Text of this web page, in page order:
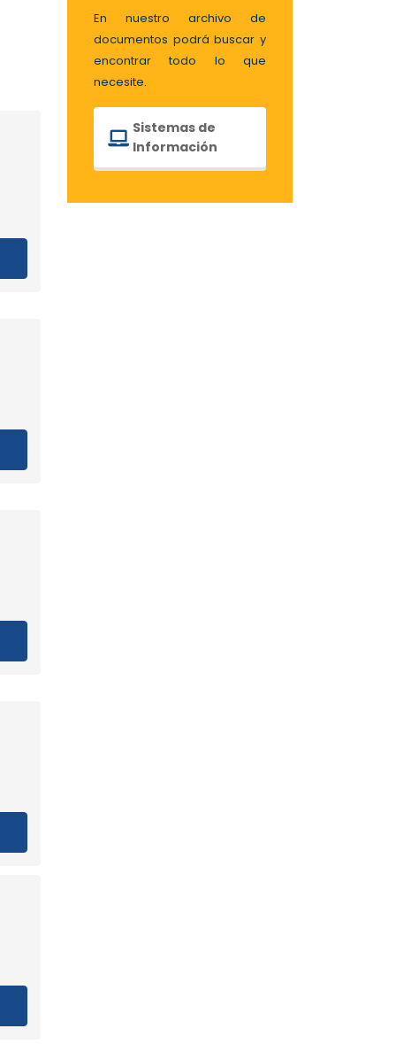
En nuestro archivo de
documentos podrá buscar y
encontrar todo lo que
necesite.
Sistemas de
Información